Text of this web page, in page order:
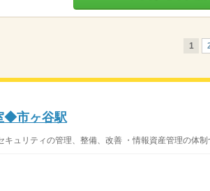
1
◆市ヶ谷駅
キュリティの管理、整備、改善 ・情報資産管理の体